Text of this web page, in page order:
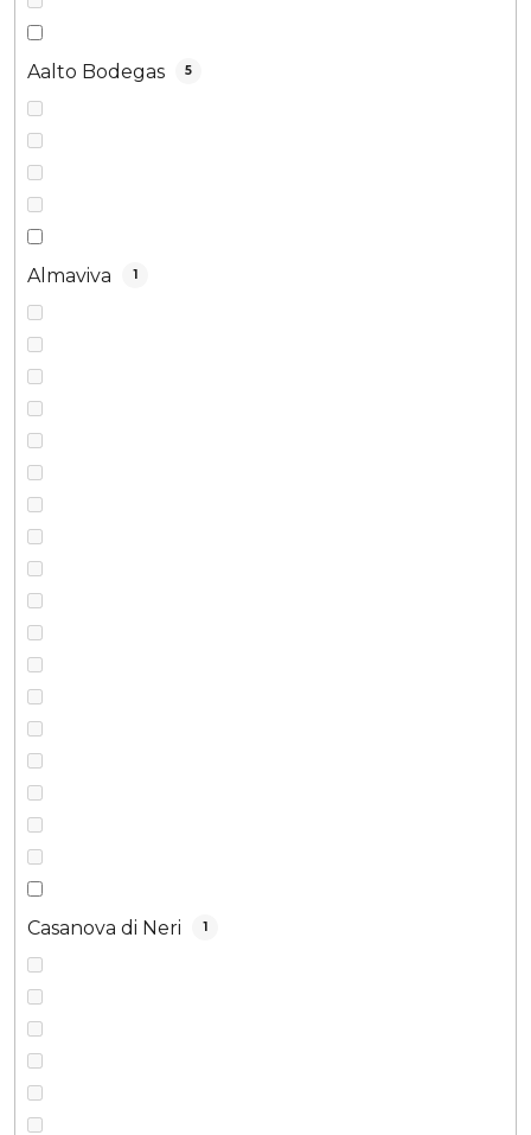
k
o
Aalto Bodegas 5
Almaviva 1
Casanova di Neri 1